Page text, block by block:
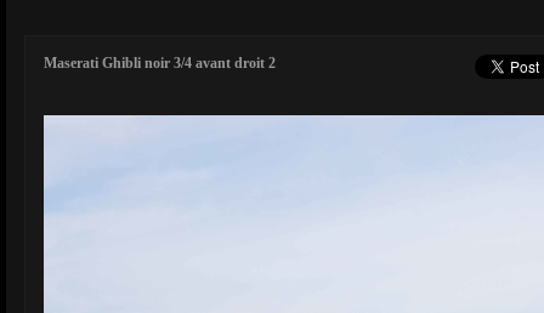
Maserati Ghibli noir 3/4 avant droit 2